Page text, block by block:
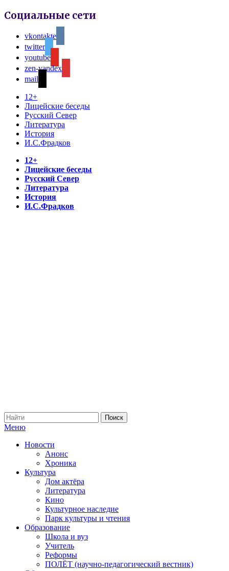
Социальные сети
vkontakte
twitter
youtube
zen-yandex
mail
12+
Лицейские беседы
Русский Север
Литература
История
И.С.Фрадков
12+
Лицейские беседы
Русский Север
Литература
История
И.С.Фрадков
Меню
Новости
Анонс
Хроника
Культура
Дом актёра
Литература
Кино
Культурное наследие
Парк культуры и чтения
Образование
Школа и вуз
Учитель
Реформы
ПОЛЁТ (научно-педагогический вестник)